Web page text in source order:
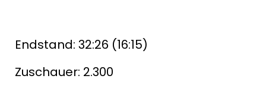
Endstand: 32:26 (16:15)
Zuschauer: 2.300